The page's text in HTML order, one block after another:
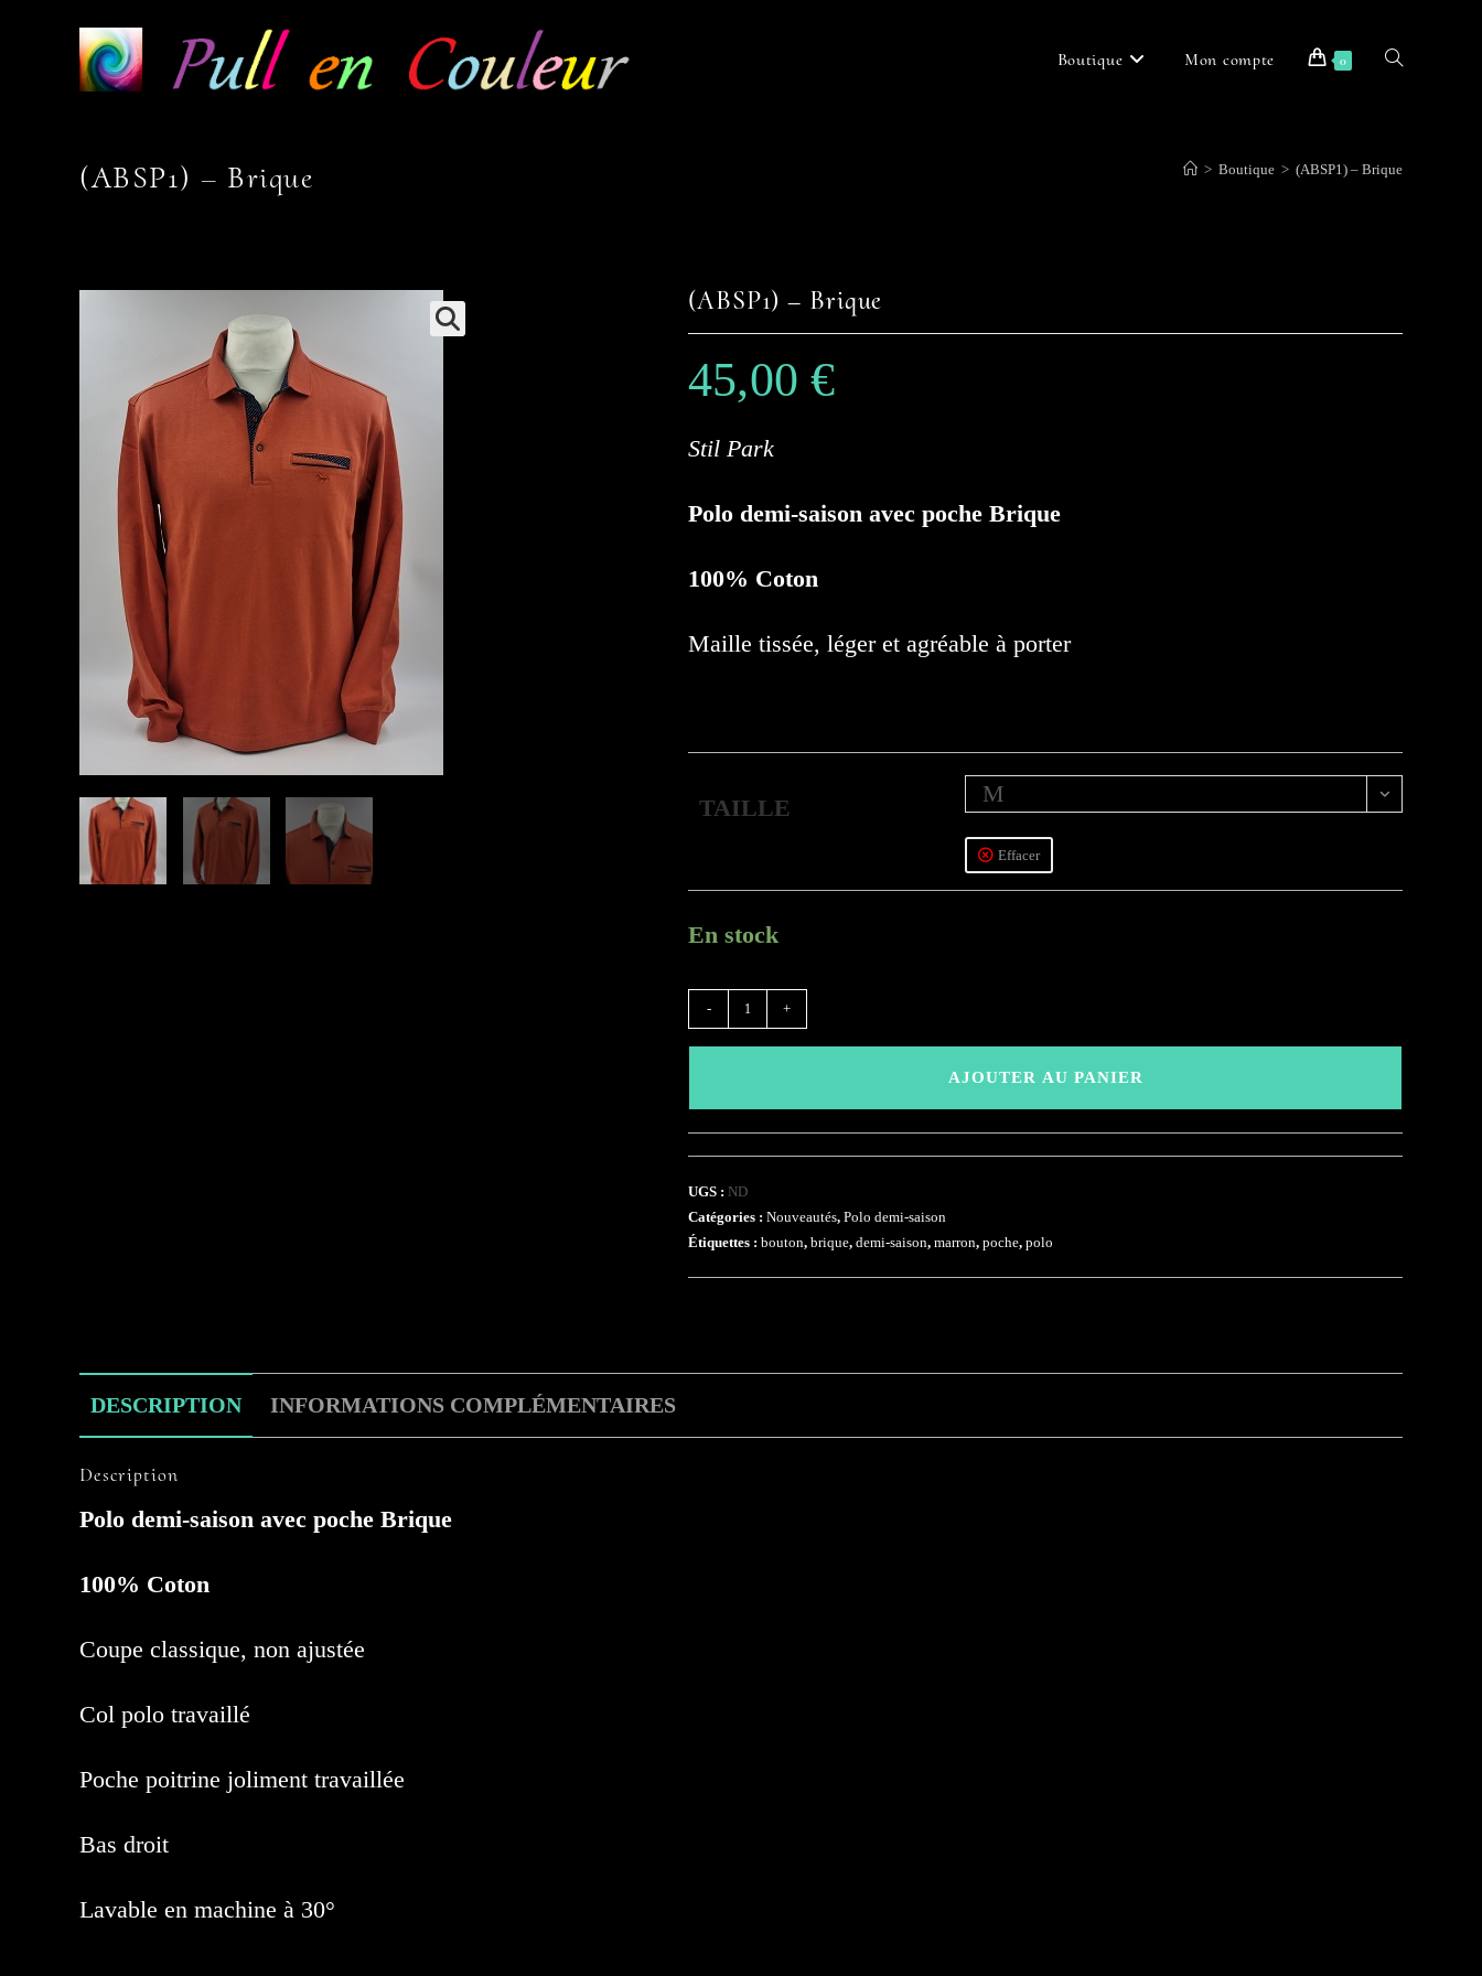
Boutique Mon compte 0 Toggle
website
(ABSP1) – Brique > Boutique > (ABSP1) – Brique
(ABSP1) – Brique
45,00€
Stil Park
Polo demi-saison avec poche Brique
100% Coton
Maille tissée, léger et agréable à porter
TAILLE
M
Effacer
En stock
de
Brique
- +
AJOUTER AU PANIER
UGS : ND
Catégories : Nouveautés, Polo demi-saison
Étiquettes : bouton, brique, demi-saison, marron, poche, polo
DESCRIPTION INFORMATIONS COMPLÉMENTAIRES
Description
Polo demi-saison avec poche Brique
100% Coton
Coupe classique, non ajustée
Col polo travaillé
Poche poitrine joliment travaillée
Bas droit
Lavable en machine à 30°